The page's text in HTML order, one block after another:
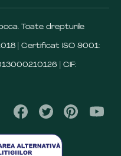
Toate drepturile
| Certificat ISO 9001:
| CIF: